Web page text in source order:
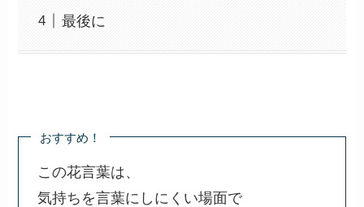
最後に
おすすめ！
この花言葉は、
気持ちを言葉にしにくい場面で